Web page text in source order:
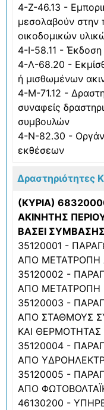
4-Ζ-46.13 -
μεσολαβούν στην
οικοδομικών
4-Ι-58.11 - Έκδοση
4-Λ-68.20 -
ή μισθωμένων
4-Μ-71.12 -
συναφείς
συμβουλών
4-Ν-82.30 -
εκθέσεων
Δραστηριότητες
(ΚΥΡΙΑ)
ΑΚΙΝΗΤΗΣ
ΒΑΣΕΙ ΣΥΜΒΑΣΗΣ
35120001 -
ΑΠΟ ΜΕΤΑΤΡΟΠΗ
35120002 -
ΑΠΟ ΜΕΤΑΤΡΟΠΗ
35120003 -
ΑΠΟ ΣΤΑΘΜΟΥΣ
ΚΑΙ ΘΕΡΜΟΤΗΤΑΣ
35120004 -
ΑΠΟ
35120005 -
ΑΠΟ
46130200 -